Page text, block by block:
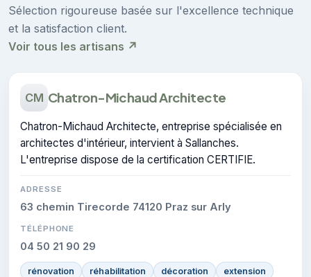
Sélection rigoureuse basée sur l'excellence technique
et la satisfaction client.
Voir tous les artisans ↗
CM Chatron-Michaud Architecte
Chatron-Michaud Architecte, entreprise spécialisée en
architectes d'intérieur, intervient à Sallanches.
L'entreprise dispose de la certification CERTIFIE.
ADRESSE
63 chemin Tirecorde 74120 Praz sur Arly
TÉLÉPHONE
04 50 21 90 29
rénovation réhabilitation décoration extension